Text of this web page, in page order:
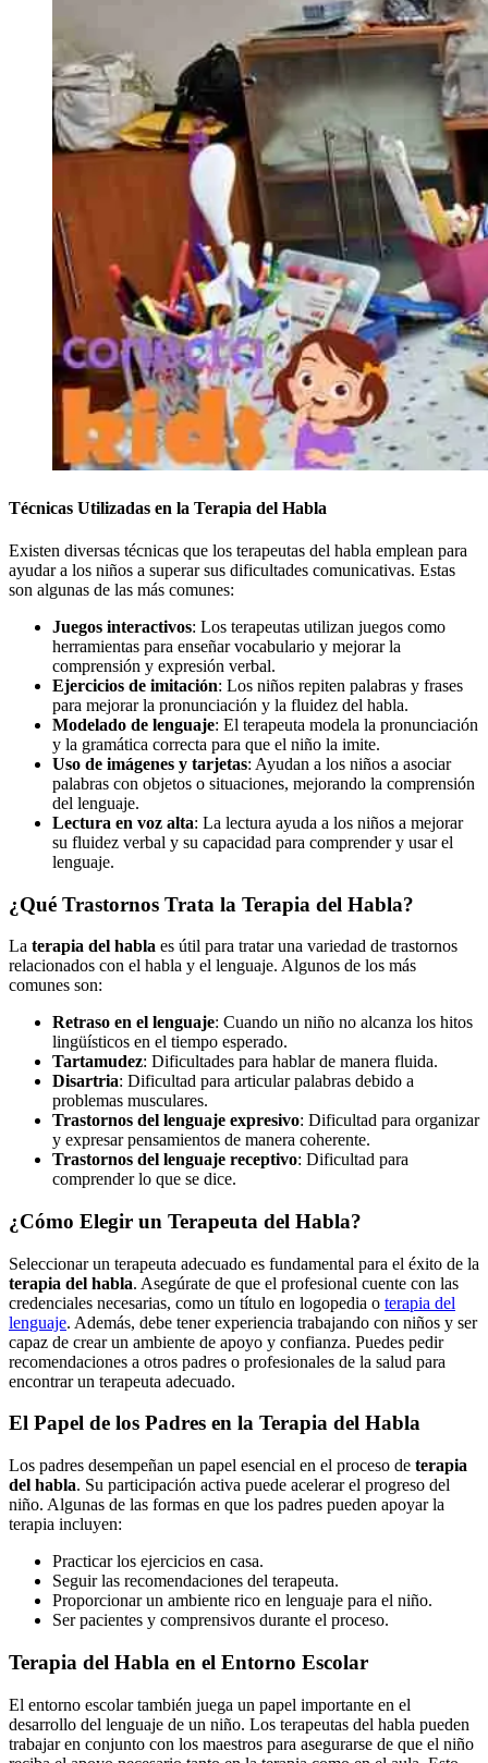
Técnicas Utilizadas en la Terapia del Habla
Existen diversas técnicas que los terapeutas del habla emplean para
ayudar a los niños a superar sus dificultades comunicativas. Estas
son algunas de las más comunes:
Juegos interactivos: Los terapeutas utilizan juegos como
herramientas para enseñar vocabulario y mejorar la
comprensión y expresión verbal.
Ejercicios de imitación: Los niños repiten palabras y frases
para mejorar la pronunciación y la fluidez del habla.
Modelado de lenguaje: El terapeuta modela la pronunciación
y la gramática correcta para que el niño la imite.
Uso de imágenes y tarjetas: Ayudan a los niños a asociar
palabras con objetos o situaciones, mejorando la comprensión
del lenguaje.
Lectura en voz alta: La lectura ayuda a los niños a mejorar
su fluidez verbal y su capacidad para comprender y usar el
lenguaje.
¿Qué Trastornos Trata la Terapia del Habla?
La terapia del habla es útil para tratar una variedad de trastornos
relacionados con el habla y el lenguaje. Algunos de los más
comunes son:
Retraso en el lenguaje: Cuando un niño no alcanza los hitos
lingüísticos en el tiempo esperado.
Tartamudez: Dificultades para hablar de manera fluida.
Disartria: Dificultad para articular palabras debido a
problemas musculares.
Trastornos del lenguaje expresivo: Dificultad para organizar
y expresar pensamientos de manera coherente.
Trastornos del lenguaje receptivo: Dificultad para
comprender lo que se dice.
¿Cómo Elegir un Terapeuta del Habla?
Seleccionar un terapeuta adecuado es fundamental para el éxito de la
terapia del habla. Asegúrate de que el profesional cuente con las
credenciales necesarias, como un título en logopedia o terapia del
lenguaje. Además, debe tener experiencia trabajando con niños y ser
capaz de crear un ambiente de apoyo y confianza. Puedes pedir
recomendaciones a otros padres o profesionales de la salud para
encontrar un terapeuta adecuado.
El Papel de los Padres en la Terapia del Habla
Los padres desempeñan un papel esencial en el proceso de terapia
del habla. Su participación activa puede acelerar el progreso del
niño. Algunas de las formas en que los padres pueden apoyar la
terapia incluyen:
Practicar los ejercicios en casa.
Seguir las recomendaciones del terapeuta.
Proporcionar un ambiente rico en lenguaje para el niño.
Ser pacientes y comprensivos durante el proceso.
Terapia del Habla en el Entorno Escolar
El entorno escolar también juega un papel importante en el
desarrollo del lenguaje de un niño. Los terapeutas del habla pueden
trabajar en conjunto con los maestros para asegurarse de que el niño